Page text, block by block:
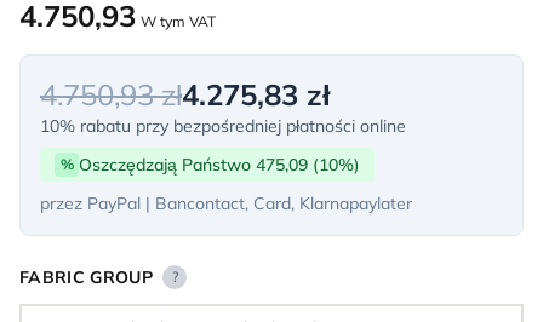
4.750,93 W tym VAT
4.750,93 zł4.275,83 zł
10% rabatu przy bezpośredniej płatności online
% Oszczędzają Państwo 475,09 (10%)
przez PayPal | Bancontact, Card, Klarnapaylater
FABRIC GROUP ?